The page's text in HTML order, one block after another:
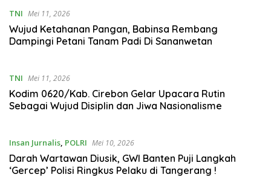
TNI Mei 11, 2026
Wujud Ketahanan Pangan, Babinsa Rembang
Dampingi Petani Tanam Padi Di Sananwetan
TNI Mei 11, 2026
Kodim 0620/Kab. Cirebon Gelar Upacara Rutin
Sebagai Wujud Disiplin dan Jiwa Nasionalisme
Insan Jurnalis, POLRI Mei 10, 2026
Darah Wartawan Diusik, GWI Banten Puji Langkah
‘Gercep’ Polisi Ringkus Pelaku di Tangerang !